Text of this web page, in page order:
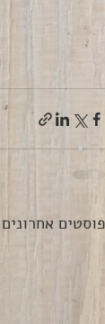
פוסטים אחרונים